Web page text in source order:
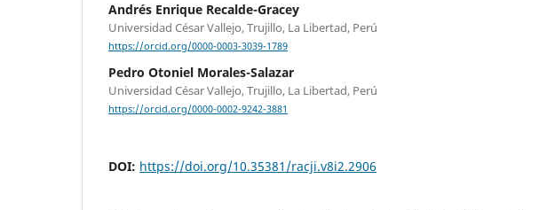
Andrés Enrique Recalde-Gracey
Universidad César Vallejo, Trujillo, La Libertad, Perú
https://orcid.org/0000-0003-3039-1789
Pedro Otoniel Morales-Salazar
Universidad César Vallejo, Trujillo, La Libertad, Perú
https://orcid.org/0000-0002-9242-3881
DOI: https://doi.org/10.35381/racji.v8i2.2906